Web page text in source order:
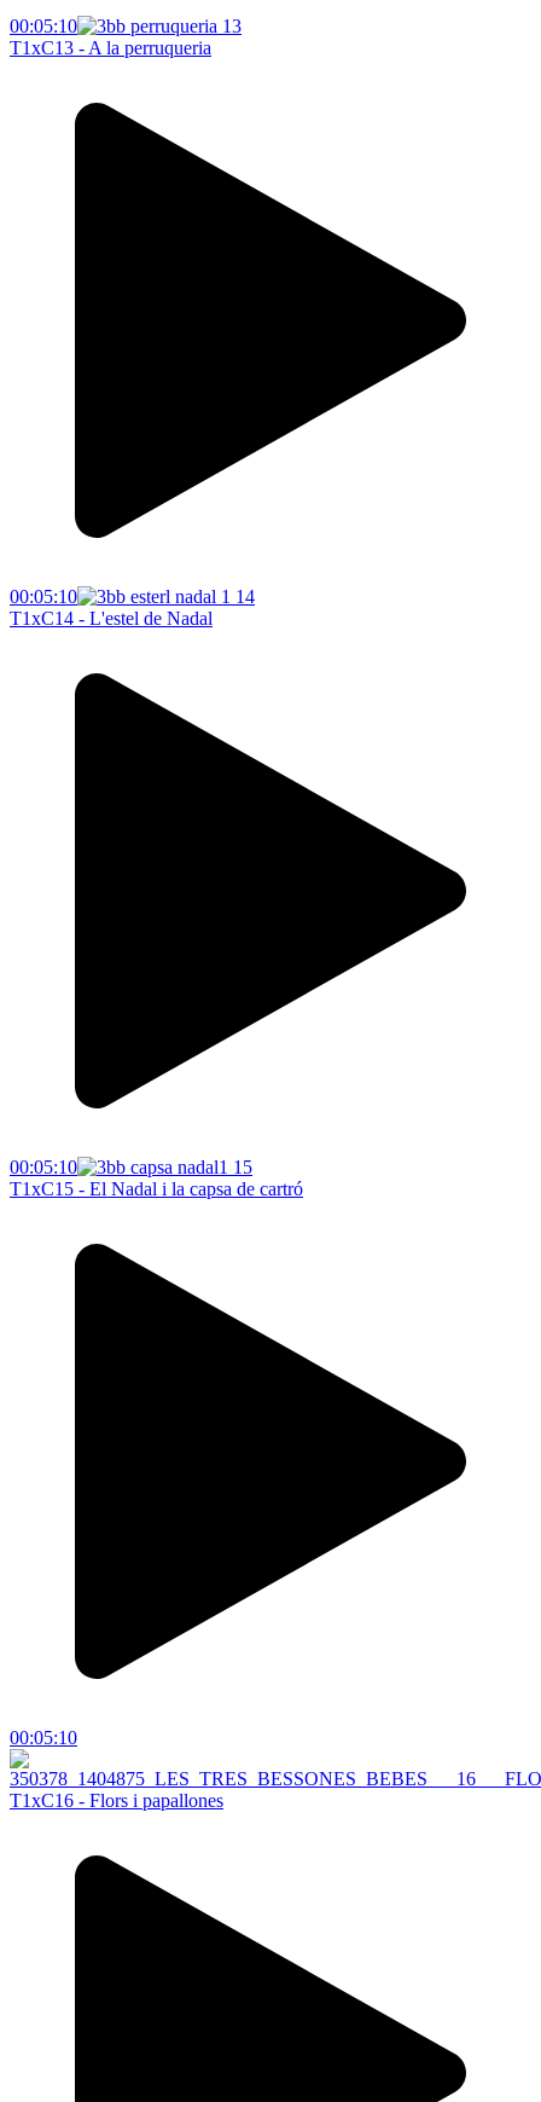
00:05:10
T1xC13 - A la perruqueria
00:05:10
T1xC14 - L'estel de Nadal
00:05:10
T1xC15 - El Nadal i la capsa de cartró
00:05:10
T1xC16 - Flors i papallones